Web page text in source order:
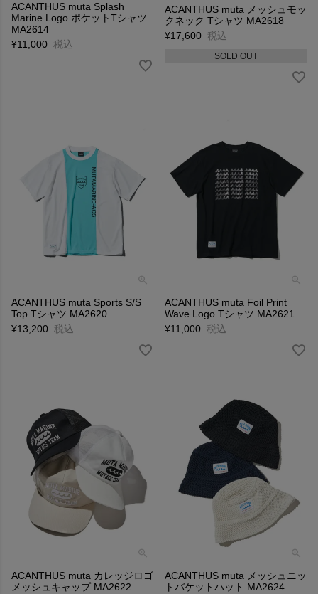
ACANTHUS muta Splash
Marine Logo ポケットTシャツ
MA2614
¥11,000 税込
ACANTHUS muta メッシュモッ
クネック Tシャツ MA2618
¥17,600 税込
SOLD OUT
ACANTHUS muta Sports S/S
Top Tシャツ MA2620
¥13,200 税込
ACANTHUS muta Foil Print
Wave Logo Tシャツ MA2621
¥11,000 税込
ACANTHUS muta カレッジロゴ
メッシュキャップ MA2622
ACANTHUS muta メッシュニッ
トバケットハット MA2624